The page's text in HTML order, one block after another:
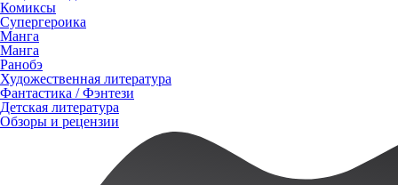
Комиксы
Супергероика
Манга
Манга
Ранобэ
Художественная литература
Фантастика / Фэнтези
Детская литература
Обзоры и рецензии